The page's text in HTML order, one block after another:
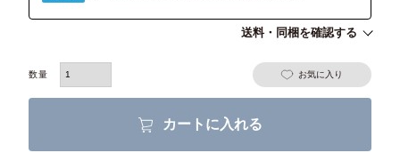
送料・同梱を確認する
お気に入り
カートに入れる